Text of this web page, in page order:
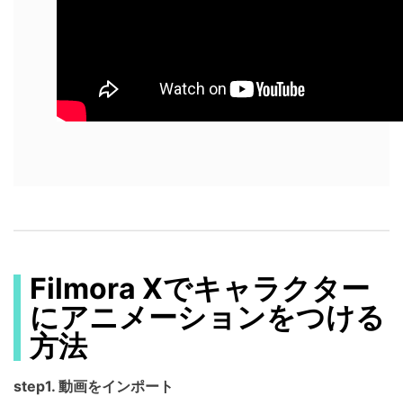
Filmora Xでキャラクター
にアニメーションをつける
方法
step1. 動画をインポート